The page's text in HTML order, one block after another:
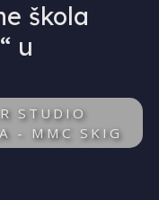
škola
u
STUDIO
- MMC SKIG